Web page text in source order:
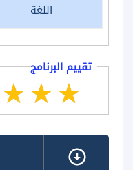
اللغة
تقييم البرنامج